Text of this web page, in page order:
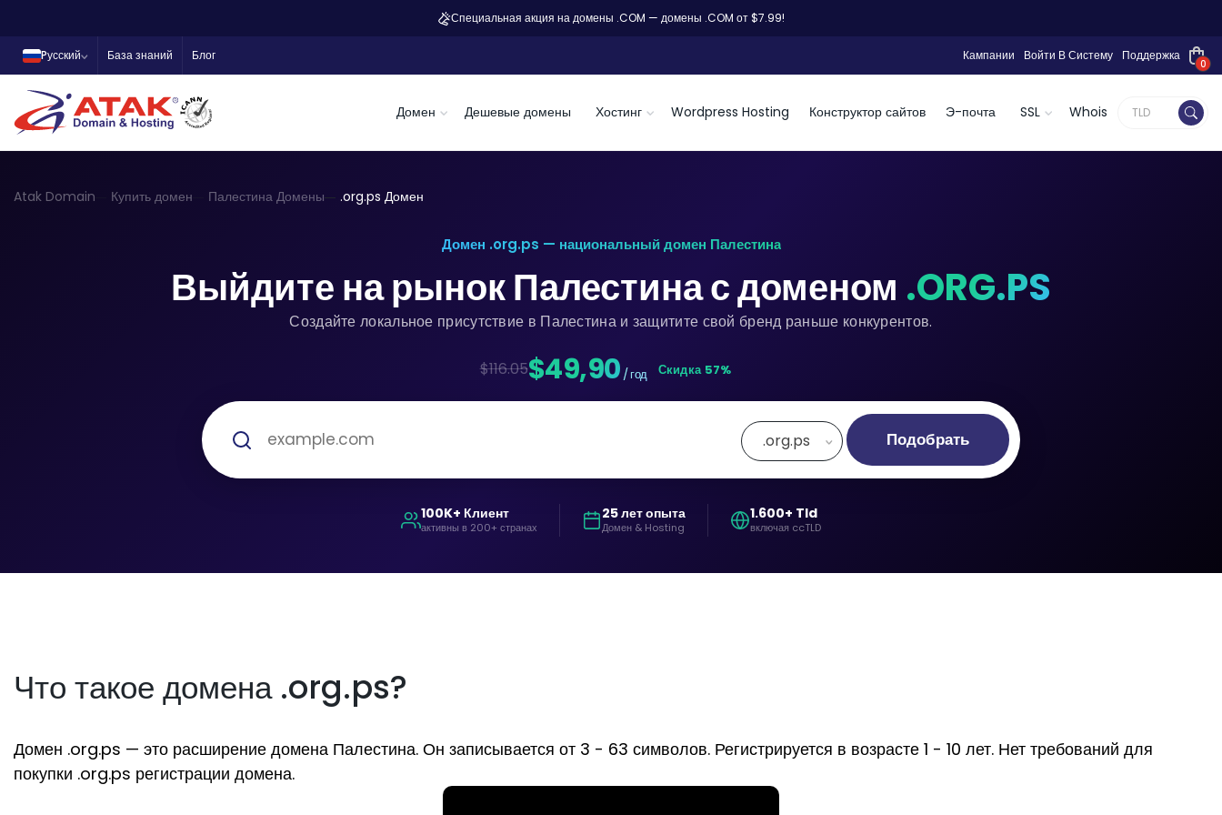
Специальная акция на домены .COM — домены .COM от $7.99!
Pусский База знаний Блог Кампании Войти В Систему Поддержка
0
Домен Дешевые домены Хостинг Wordpress Hosting Конструктор сайтов Э-почта SSL Whois
Atak Domain Купить домен Палестина Домены .org.ps Домен
Домен .org.ps — национальный домен Палестина
Выйдите на рынок Палестина с доменом .ORG.PS
Создайте локальное присутствие в Палестина и защитите свой бренд раньше конкурентов.
$116.05$49,90 / год Скидка 57%
.org.ps Подобрать
100K+ Клиент
активны в 200+ странах
25 лет опыта
Домен & Hosting
1.600+ Tld
включая ccTLD
Что такое домена .org.ps?
Домен .org.ps — это расширение домена Палестина. Он записывается от 3 - 63 символов. Регистрируется в возрасте 1 - 10 лет. Нет требований для
покупки .org.ps регистрации домена.